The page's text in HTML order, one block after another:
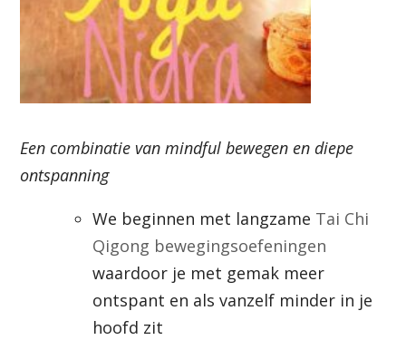
Een combinatie van mindful bewegen en diepe
ontspanning
We beginnen met langzame Tai Chi
Qigong bewegingsoefeningen
waardoor je met gemak meer
ontspant en als vanzelf minder in je
hoofd zit